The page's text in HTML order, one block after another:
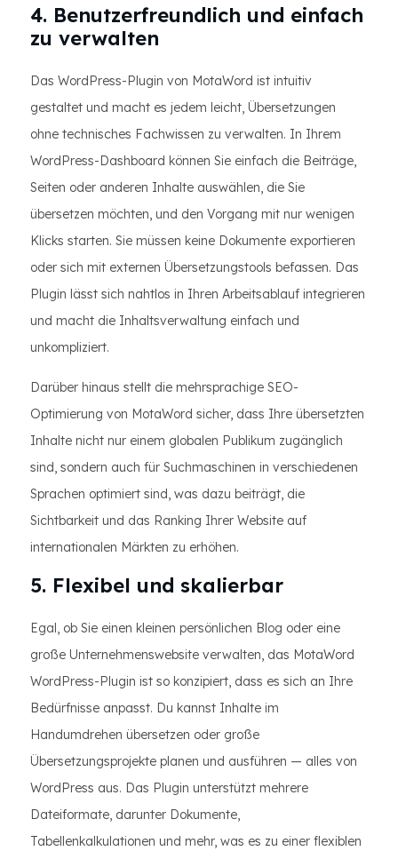
4. Benutzerfreundlich und einfach
zu verwalten
Das WordPress-Plugin von MotaWord ist intuitiv
gestaltet und macht es jedem leicht, Übersetzungen
ohne technisches Fachwissen zu verwalten. In Ihrem
WordPress-Dashboard können Sie einfach die Beiträge,
Seiten oder anderen Inhalte auswählen, die Sie
übersetzen möchten, und den Vorgang mit nur wenigen
Klicks starten. Sie müssen keine Dokumente exportieren
oder sich mit externen Übersetzungstools befassen. Das
Plugin lässt sich nahtlos in Ihren Arbeitsablauf integrieren
und macht die Inhaltsverwaltung einfach und
unkompliziert.
Darüber hinaus stellt die mehrsprachige SEO-
Optimierung von MotaWord sicher, dass Ihre übersetzten
Inhalte nicht nur einem globalen Publikum zugänglich
sind, sondern auch für Suchmaschinen in verschiedenen
Sprachen optimiert sind, was dazu beiträgt, die
Sichtbarkeit und das Ranking Ihrer Website auf
internationalen Märkten zu erhöhen.
5. Flexibel und skalierbar
Egal, ob Sie einen kleinen persönlichen Blog oder eine
große Unternehmenswebsite verwalten, das MotaWord
WordPress-Plugin ist so konzipiert, dass es sich an Ihre
Bedürfnisse anpasst. Du kannst Inhalte im
Handumdrehen übersetzen oder große
Übersetzungsprojekte planen und ausführen — alles von
WordPress aus. Das Plugin unterstützt mehrere
Dateiformate, darunter Dokumente,
Tabellenkalkulationen und mehr, was es zu einer flexiblen